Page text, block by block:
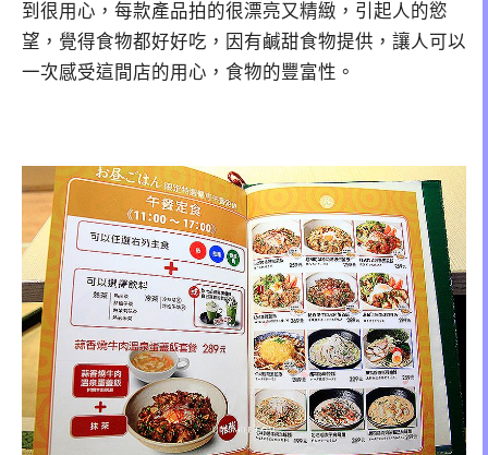
到很用心，每款產品拍的很漂亮又精緻，引起人的慾
望，覺得食物都好好吃，因有鹹甜食物提供，讓人可以
一次感受這間店的用心，食物的豐富性。